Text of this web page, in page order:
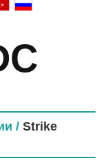
/ Strike